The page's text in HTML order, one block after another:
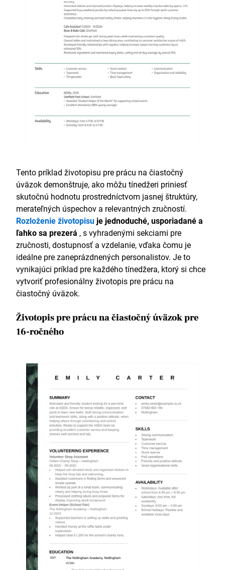
Tento príklad životopisu pre prácu na čiastočný
úväzok demonštruje, ako môžu tínedžeri priniesť
skutočnú hodnotu prostredníctvom jasnej štruktúry,
merateľných úspechov a relevantných zručností.
Rozloženie životopisujejednoduché, usporiadané a
ľahko sa prezerá , s vyhradenými sekciami pre
zručnosti, dostupnosť a vzdelanie, vďaka čomu je
ideálne pre zaneprázdnených personalistov. Je to
vynikajúci príklad pre každého tínedžera, ktorý si chce
vytvoriť profesionálny životopis pre prácu na
čiastočný úväzok.
Životopis pre prácu na čiastočný úväzok pre
16-ročného